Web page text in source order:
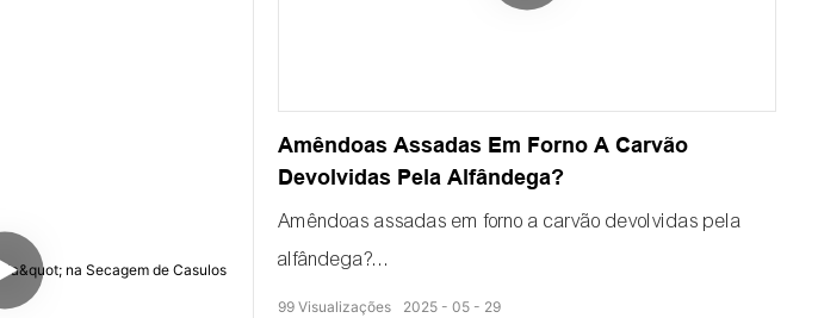
Opta por limões levemente assados.
Amêndoas Assadas Em Forno A Carvão
Devolvidas Pela Alfândega?
Amêndoas assadas em forno a carvão devolvidas pela
alfândega?
2025 05 29
99 Visualizações